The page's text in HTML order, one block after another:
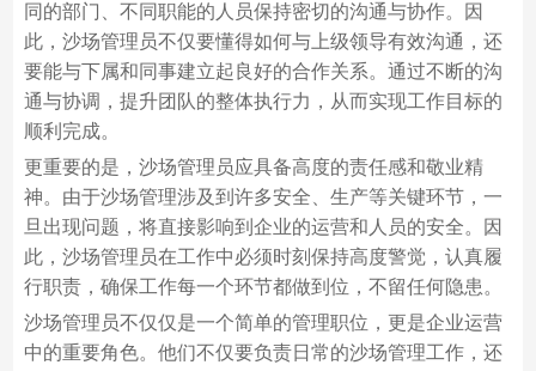
同的部门、不同职能的人员保持密切的沟通与协作。因
此，沙场管理员不仅要懂得如何与上级领导有效沟通，还
要能与下属和同事建立起良好的合作关系。通过不断的沟
通与协调，提升团队的整体执行力，从而实现工作目标的
顺利完成。
更重要的是，沙场管理员应具备高度的责任感和敬业精
神。由于沙场管理涉及到许多安全、生产等关键环节，一
旦出现问题，将直接影响到企业的运营和人员的安全。因
此，沙场管理员在工作中必须时刻保持高度警觉，认真履
行职责，确保工作每一个环节都做到位，不留任何隐患。
沙场管理员不仅仅是一个简单的管理职位，更是企业运营
中的重要角色。他们不仅要负责日常的沙场管理工作，还